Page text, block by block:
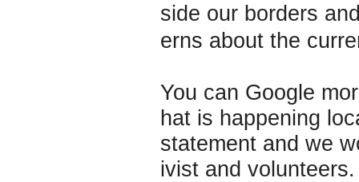
side our borders
erns about the
You can Google
hat is happening
statement and we
ivist and volunteers.